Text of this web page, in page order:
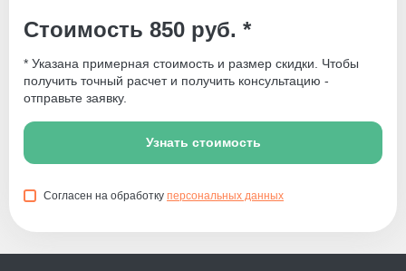
Стоимость 850 руб. *
* Указана примерная стоимость и размер скидки. Чтобы
получить точный расчет и получить консультацию -
отправьте заявку.
Узнать стоимость
Согласен на обработку персональных данных